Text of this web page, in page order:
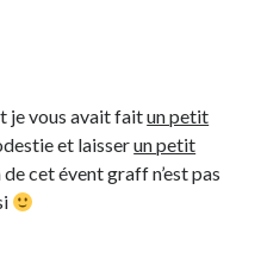
je vous avait faitun petit
et laisserun petit
cet évent graff n’est pas